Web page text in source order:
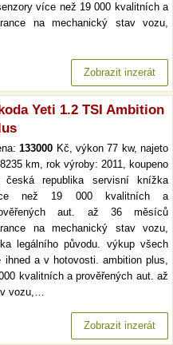
více než 19 000 kvalitních a
na mechanický stav vozu,
Zobrazit inzerát
Yeti 1.2 TSI Ambition
133000 Kč, výkon 77 kw, najeto
km, rok výroby: 2011, koupeno
republika servisní knížka
než 19 000 kvalitních a
aut. až 36 měsíců
na mechanický stav vozu,
legálního původu. výkup všech
a v hotovosti. ambition plus,
kvalitních a prověřených aut. až
vozu,…
Zobrazit inzerát